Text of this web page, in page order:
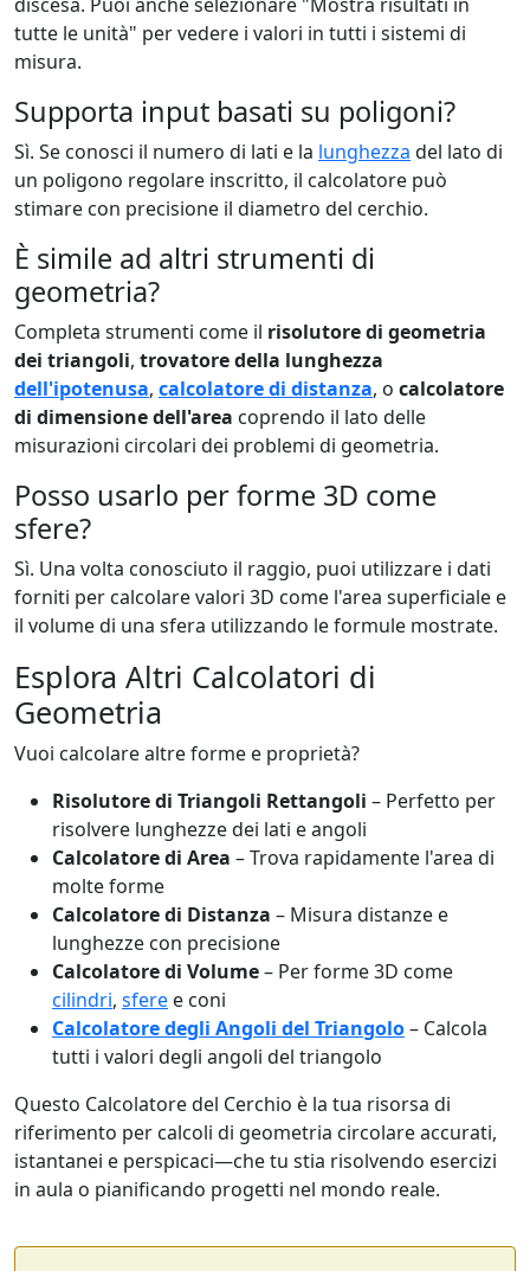
tutte le unità" per vedere i valori in tutti i sistemi di
misura.
Supporta input basati su poligoni?
Sì. Se conosci il numero di lati e la lunghezza del lato di
un poligono regolare inscritto, il calcolatore può
stimare con precisione il diametro del cerchio.
È simile ad altri strumenti di
geometria?
Completa strumenti come il risolutore di geometria
dei triangoli, trovatore della lunghezza
dell'ipotenusa, calcolatore di distanza, o calcolatore
di dimensione dell'area coprendo il lato delle
misurazioni circolari dei problemi di geometria.
Posso usarlo per forme 3D come
sfere?
Sì. Una volta conosciuto il raggio, puoi utilizzare i dati
forniti per calcolare valori 3D come l'area superficiale e
il volume di una sfera utilizzando le formule mostrate.
Esplora Altri Calcolatori di
Geometria
Vuoi calcolare altre forme e proprietà?
Risolutore di Triangoli Rettangoli – Perfetto per
risolvere lunghezze dei lati e angoli
Calcolatore di Area – Trova rapidamente l'area di
molte forme
Calcolatore di Distanza – Misura distanze e
lunghezze con precisione
Calcolatore di Volume– Per forme 3D come
cilindri, sfere e coni
Calcolatore degli Angoli del Triangolo– Calcola
tutti i valori degli angoli del triangolo
Questo Calcolatore del Cerchio è la tua risorsa di
riferimento per calcoli di geometria circolare accurati,
istantanei e perspicaci—che tu stia risolvendo esercizi
in aula o pianificando progetti nel mondo reale.